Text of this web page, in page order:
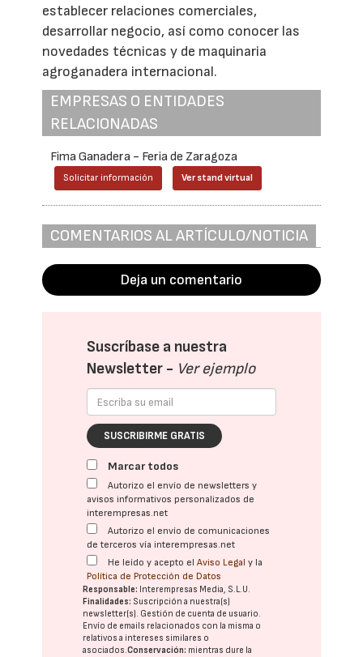
establecer relaciones comerciales,
desarrollar negocio, así como conocer las
novedades técnicas y de maquinaria
agroganadera internacional.
EMPRESAS O ENTIDADES
RELACIONADAS
Fima Ganadera - Feria de Zaragoza
Solicitar información Ver stand virtual
COMENTARIOS AL ARTÍCULO/NOTICIA
Deja un comentario
Suscríbase a nuestra
Newsletter - Ver ejemplo
SUSCRIBIRME GRATIS
Marcar todos
Autorizo el envío de newsletters y
avisos informativos personalizados de
interempresas.net
Autorizo el envío de comunicaciones
de terceros vía interempresas.net
He leído y acepto elAviso Legal y la
Política de Protección de Datos
Responsable: Interempresas Media, S.L.U.
Finalidades: Suscripción a nuestra(s)
newsletter(s). Gestión de cuenta de usuario.
Envío de emails relacionados con la misma o
relativos a intereses similares o
asociados.Conservación: mientras dure la